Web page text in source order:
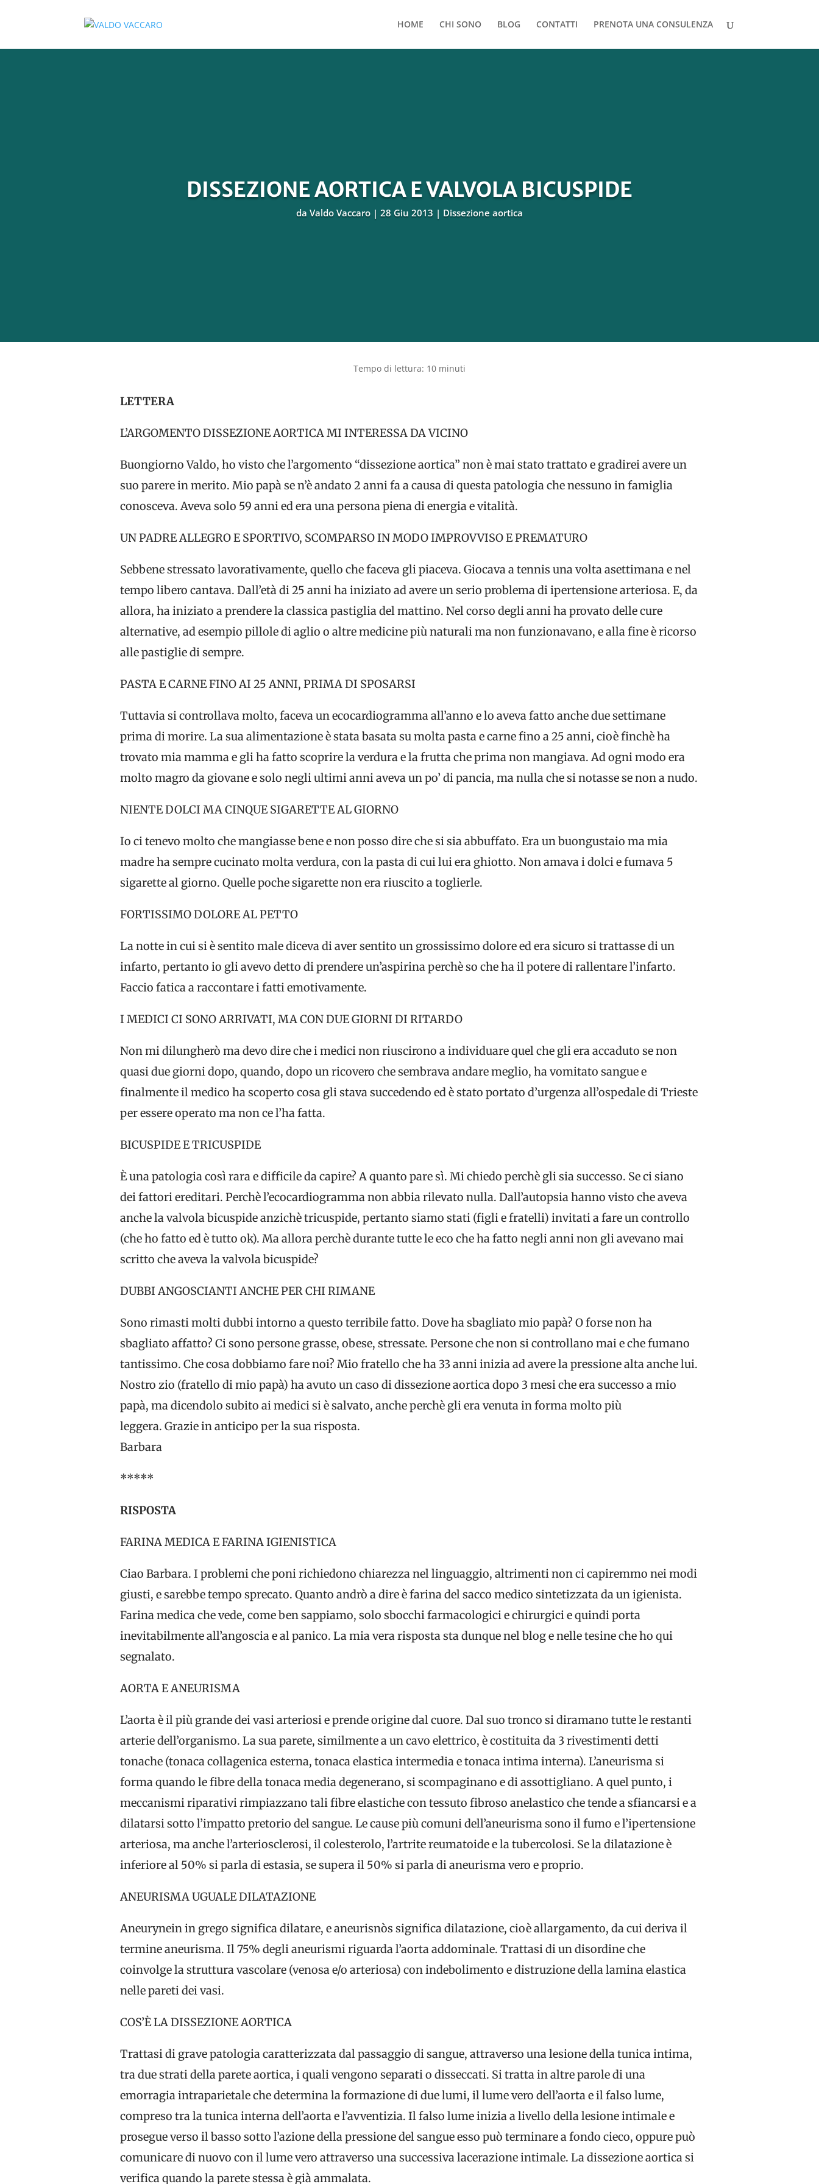
HOME CHI SONO BLOG CONTATTI PRENOTA UNA CONSULENZA
DISSEZIONE AORTICA E VALVOLA BICUSPIDE
da Valdo Vaccaro 28 Giu 2013 Dissezione aortica
LETTERA
L’ARGOMENTO DISSEZIONE AORTICA MI INTERESSA DA VICINO
Buongiorno Valdo, ho visto che l’argomento “dissezione aortica” non è mai stato trattato e gradirei avere un
suo parere in merito. Mio papà se n’è andato 2 anni fa a causa di questa patologia che nessuno in famiglia
conosceva. Aveva solo 59 anni ed era una persona piena di energia e vitalità.
UN PADRE ALLEGRO E SPORTIVO, SCOMPARSO IN MODO IMPROVVISO E PREMATURO
Sebbene stressato lavorativamente, quello che faceva gli piaceva. Giocava a tennis una volta asettimana e nel
tempo libero cantava. Dall’età di 25 anni ha iniziato ad avere un serio problema di ipertensione arteriosa. E, da
allora, ha iniziato a prendere la classica pastiglia del mattino. Nel corso degli anni ha provato delle cure
alternative, ad esempio pillole di aglio o altre medicine più naturali ma non funzionavano, e alla fine è ricorso
alle pastiglie di sempre.
PASTA E CARNE FINO AI 25 ANNI, PRIMA DI SPOSARSI
Tuttavia si controllava molto, faceva un ecocardiogramma all’anno e lo aveva fatto anche due settimane
prima di morire. La sua alimentazione è stata basata su molta pasta e carne fino a 25 anni, cioè finchè ha
trovato mia mamma e gli ha fatto scoprire la verdura e la frutta che prima non mangiava. Ad ogni modo era
molto magro da giovane e solo negli ultimi anni aveva un po’ di pancia, ma nulla che si notasse se non a nudo.
NIENTE DOLCI MA CINQUE SIGARETTE AL GIORNO
Io ci tenevo molto che mangiasse bene e non posso dire che si sia abbuffato. Era un buongustaio ma mia
madre ha sempre cucinato molta verdura, con la pasta di cui lui era ghiotto. Non amava i dolci e fumava 5
sigarette al giorno. Quelle poche sigarette non era riuscito a toglierle.
FORTISSIMO DOLORE AL PETTO
La notte in cui si è sentito male diceva di aver sentito un grossissimo dolore ed era sicuro si trattasse di un
infarto, pertanto io gli avevo detto di prendere un’aspirina perchè so che ha il potere di rallentare l’infarto.
Faccio fatica a raccontare i fatti emotivamente.
I MEDICI CI SONO ARRIVATI, MA CON DUE GIORNI DI RITARDO
Non mi dilungherò ma devo dire che i medici non riuscirono a individuare quel che gli era accaduto se non
quasi due giorni dopo, quando, dopo un ricovero che sembrava andare meglio, ha vomitato sangue e
finalmente il medico ha scoperto cosa gli stava succedendo ed è stato portato d’urgenza all’ospedale di Trieste
per essere operato ma non ce l’ha fatta.
BICUSPIDE E TRICUSPIDE
È una patologia così rara e difficile da capire? A quanto pare sì. Mi chiedo perchè gli sia successo. Se ci siano
dei fattori ereditari. Perchè l’ecocardiogramma non abbia rilevato nulla. Dall’autopsia hanno visto che aveva
anche la valvola bicuspide anzichè tricuspide, pertanto siamo stati (figli e fratelli) invitati a fare un controllo
(che ho fatto ed è tutto ok). Ma allora perchè durante tutte le eco che ha fatto negli anni non gli avevano mai
scritto che aveva la valvola bicuspide?
DUBBI ANGOSCIANTI ANCHE PER CHI RIMANE
Sono rimasti molti dubbi intorno a questo terribile fatto. Dove ha sbagliato mio papà? O forse non ha
sbagliato affatto? Ci sono persone grasse, obese, stressate. Persone che non si controllano mai e che fumano
tantissimo. Che cosa dobbiamo fare noi? Mio fratello che ha 33 anni inizia ad avere la pressione alta anche lui.
Nostro zio (fratello di mio papà) ha avuto un caso di dissezione aortica dopo 3 mesi che era successo a mio
papà, ma dicendolo subito ai medici si è salvato, anche perchè gli era venuta in forma molto più
leggera. Grazie in anticipo per la sua risposta.
Barbara
*****
RISPOSTA
FARINA MEDICA E FARINA IGIENISTICA
Ciao Barbara. I problemi che poni richiedono chiarezza nel linguaggio, altrimenti non ci capiremmo nei modi
giusti, e sarebbe tempo sprecato. Quanto andrò a dire è farina del sacco medico sintetizzata da un igienista.
Farina medica che vede, come ben sappiamo, solo sbocchi farmacologici e chirurgici e quindi porta
inevitabilmente all’angoscia e al panico. La mia vera risposta sta dunque nel blog e nelle tesine che ho qui
segnalato.
AORTA E ANEURISMA
L’aorta è il più grande dei vasi arteriosi e prende origine dal cuore. Dal suo tronco si diramano tutte le restanti
arterie dell’organismo. La sua parete, similmente a un cavo elettrico, è costituita da 3 rivestimenti detti
tonache (tonaca collagenica esterna, tonaca elastica intermedia e tonaca intima interna). L’aneurisma si
forma quando le fibre della tonaca media degenerano, si scompaginano e di assottigliano. A quel punto, i
meccanismi riparativi rimpiazzano tali fibre elastiche con tessuto fibroso anelastico che tende a sfiancarsi e a
dilatarsi sotto l’impatto pretorio del sangue. Le cause più comuni dell’aneurisma sono il fumo e l’ipertensione
arteriosa, ma anche l’arteriosclerosi, il colesterolo, l’artrite reumatoide e la tubercolosi. Se la dilatazione è
inferiore al 50% si parla di estasia, se supera il 50% si parla di aneurisma vero e proprio.
ANEURISMA UGUALE DILATAZIONE
Aneurynein in grego significa dilatare, e aneurisnòs significa dilatazione, cioè allargamento, da cui deriva il
termine aneurisma. Il 75% degli aneurismi riguarda l’aorta addominale. Trattasi di un disordine che
coinvolge la struttura vascolare (venosa e/o arteriosa) con indebolimento e distruzione della lamina elastica
nelle pareti dei vasi.
COS’È LA DISSEZIONE AORTICA
Trattasi di grave patologia caratterizzata dal passaggio di sangue, attraverso una lesione della tunica intima,
tra due strati della parete aortica, i quali vengono separati o disseccati. Si tratta in altre parole di una
emorragia intraparietale che determina la formazione di due lumi, il lume vero dell’aorta e il falso lume,
compreso tra la tunica interna dell’aorta e l’avventizia. Il falso lume inizia a livello della lesione intimale e
prosegue verso il basso sotto l’azione della pressione del sangue esso può terminare a fondo cieco, oppure può
comunicare di nuovo con il lume vero attraverso una successiva lacerazione intimale. La dissezione aortica si
verifica quando la parete stessa è già ammalata.